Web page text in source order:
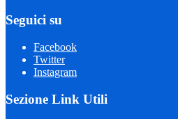
Seguici su
Facebook
Twitter
Instagram
Sezione Link Utili